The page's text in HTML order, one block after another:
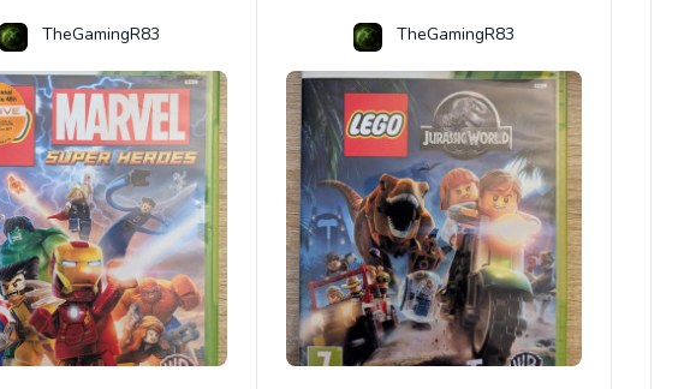
TheGamingR83 TheGamingR83